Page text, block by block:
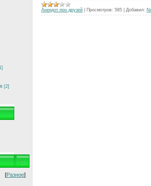
[2]
[Разное]
Анекдот про друзей Просмотров: 585 Добавил: